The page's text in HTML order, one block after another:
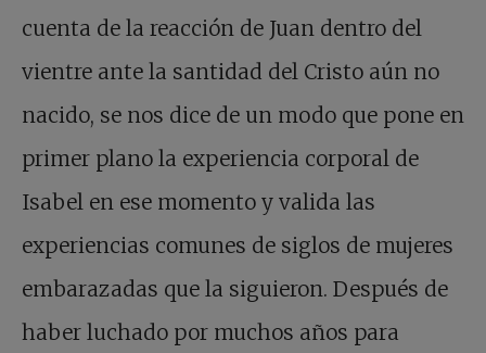
cuenta de la reacción de Juan dentro del
vientre ante la santidad del Cristo aún no
nacido, se nos dice de un modo que pone en
primer plano la experiencia corporal de
Isabel en ese momento y valida las
experiencias comunes de siglos de mujeres
embarazadas que la siguieron. Después de
haber luchado por muchos años para